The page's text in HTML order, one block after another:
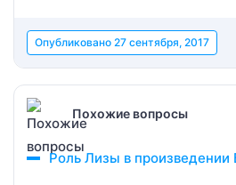
Опубликовано 27 сентября, 2017
Похожие вопросы
Роль Лизы в произведении